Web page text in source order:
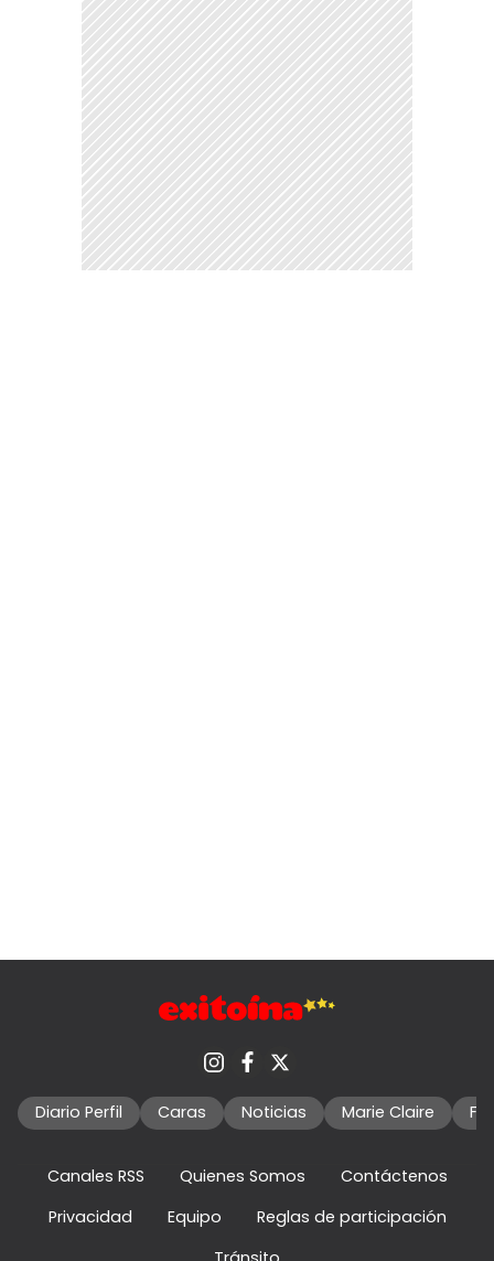
Diario Perfil Caras Noticias Marie Claire
Canales RSS Quienes Somos
Contáctenos
Privacidad
Equipo
Reglas de participación